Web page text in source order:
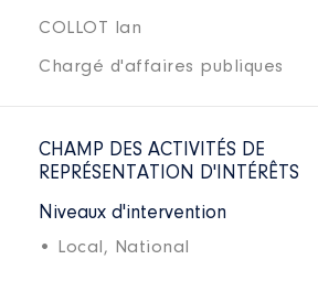
COLLOT Ian
Chargé d'affaires publiques
CHAMP DES ACTIVITÉS DE
REPRÉSENTATION D'INTÉRÊTS
Niveaux d'intervention
• Local, National